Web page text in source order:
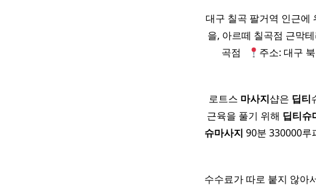
대구 칠곡 팔거역 인근에
을, 아르떼 칠곡점 근막
곡점 ​ ​
주소: 대구
로트스 마사지샵은 딥티
근육을 풀기 위해 딥티슈
슈마사지 90분 330000루
수수료가 따로 붙지 않아